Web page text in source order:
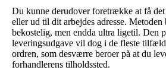
Du kunne derudover foretrække at få
eller ud til dit arbejdes adresse.
bekostelig, men endda ultra ligetil. Den
leveringsudgave vil dog i de fleste
ordren, som desværre beroer på at du
forhandlerens tilholdssted.